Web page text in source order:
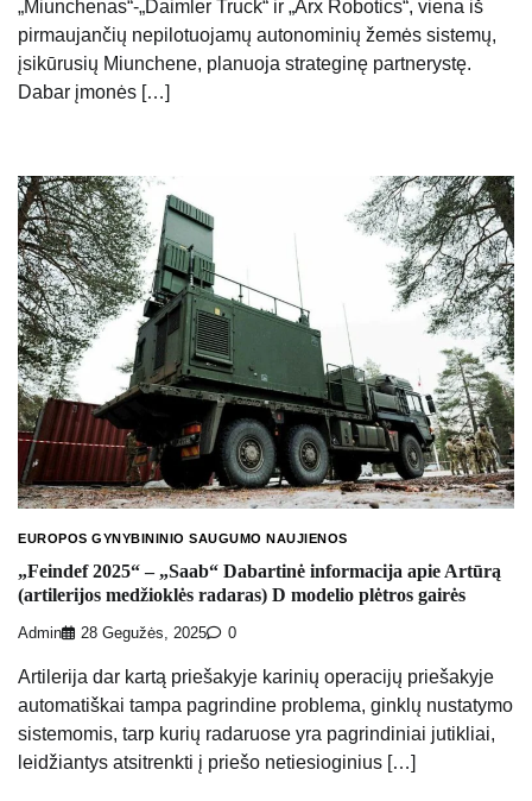
„Miunchenas“-„Daimler Truck“ ir „Arx Robotics“, viena iš
pirmaujančių nepilotuojamų autonominių žemės sistemų,
įsikūrusių Miunchene, planuoja strateginę partnerystę.
Dabar įmonės […]
EUROPOS GYNYBININIO SAUGUMO NAUJIENOS
„Feindef 2025“ – „Saab“ Dabartinė informacija apie Artūrą
(artilerijos medžioklės radaras) D modelio plėtros gairės
Admin 28 Gegužės, 2025 0
Artilerija dar kartą priešakyje karinių operacijų priešakyje
automatiškai tampa pagrindine problema, ginklų nustatymo
sistemomis, tarp kurių radaruose yra pagrindiniai jutikliai,
leidžiantys atsitrenkti į priešo netiesioginius […]